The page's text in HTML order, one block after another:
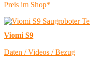
Preis im Shop*
Viomi S9
Daten / Videos / Bezug